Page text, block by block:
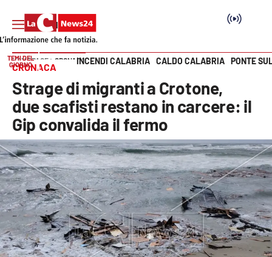
SEZIONI
Cronaca
Politica
Attualità
Economia e lavoro
Italia Mondo
Vai
TEMI DEL
GIORNO
INCENDI CALABRIA CALDO CALABRIA PONTE
HOME PAGE CRONACA
CRONACA
Strage di migranti a Crotone,
due scafisti restano in carcere: il
Gip convalida il fermo